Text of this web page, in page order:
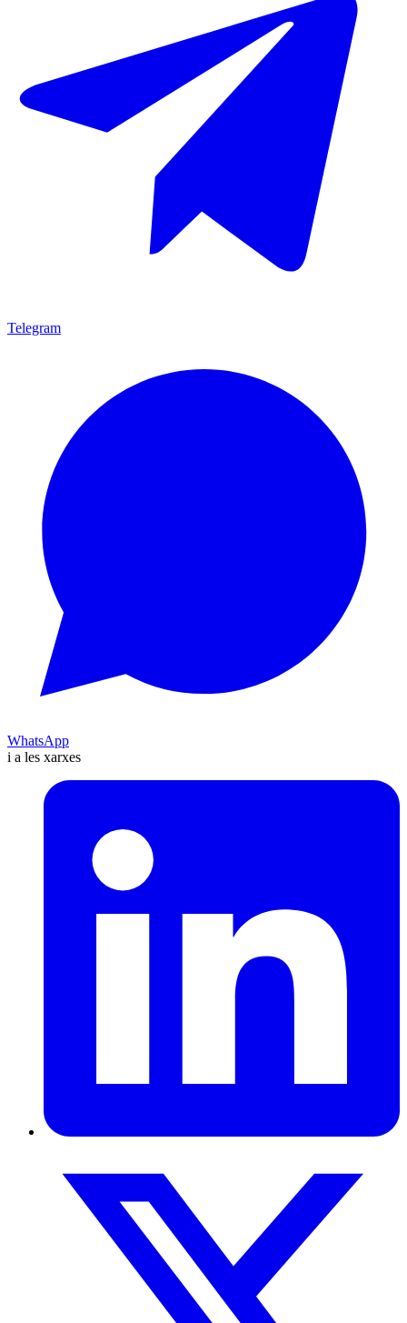
Telegram
WhatsApp
i a les xarxes